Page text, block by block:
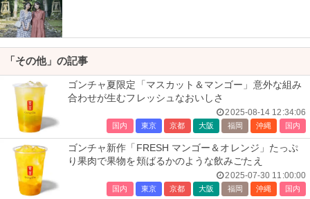
「その他」の記事
ゴンチャ夏限定「マスカット＆マンゴー」意外な組み
合わせが生むフレッシュなおいしさ
2025-08-14 12:34:06
国内 東京 京都 大阪 福岡 沖縄 国内
ゴンチャ新作「FRESH マンゴー＆オレンジ」たっぷ
り果肉で果物を頬ばるかのような飲みごたえ
2025-07-30 11:00:00
国内 東京 京都 大阪 福岡 沖縄 国内